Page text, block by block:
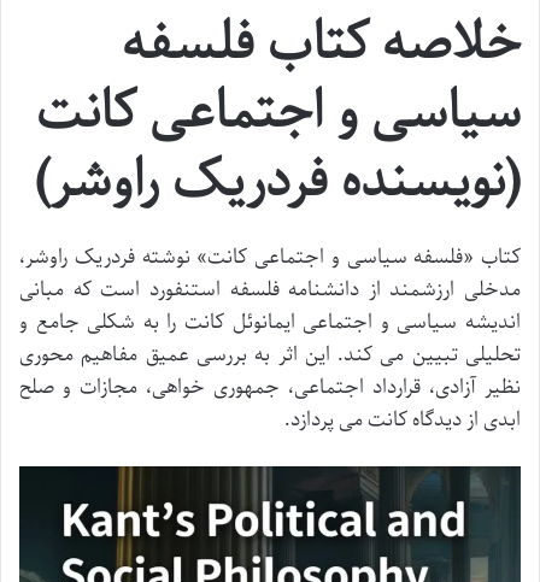
خلاصه کتاب فلسفه
سیاسی و اجتماعی کانت
(نویسنده فردریک راوشر)
کتاب «فلسفه سیاسی و اجتماعی کانت» نوشته فردریک راوشر،
مدخلی ارزشمند از دانشنامه فلسفه استنفورد است که مبانی
اندیشه سیاسی و اجتماعی ایمانوئل کانت را به شکلی جامع و
تحلیلی تبیین می کند. این اثر به بررسی عمیق مفاهیم محوری
نظیر آزادی، قرارداد اجتماعی، جمهوری خواهی، مجازات و صلح
ابدی از دیدگاه کانت می پردازد.